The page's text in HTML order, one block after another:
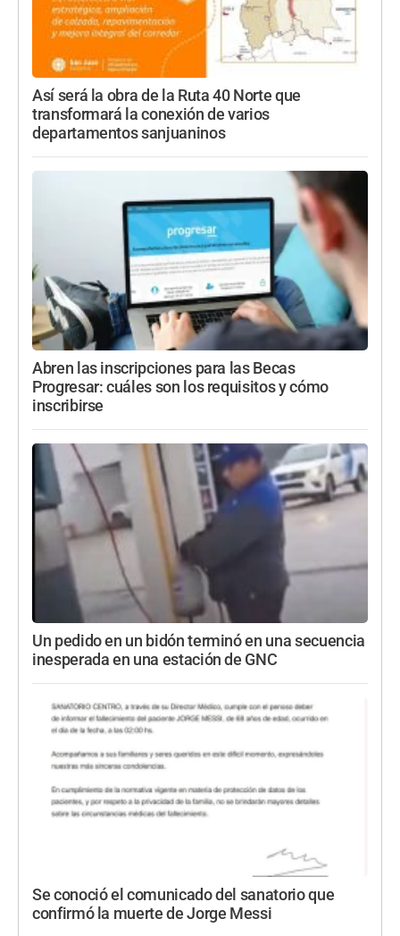
Así será la obra de la Ruta 40 Norte que
transformará la conexión de varios
departamentos sanjuaninos
Abren las inscripciones para las Becas
Progresar: cuáles son los requisitos y cómo
inscribirse
Un pedido en un bidón terminó en una secuencia
inesperada en una estación de GNC
Se conoció el comunicado del sanatorio que
confirmó la muerte de Jorge Messi